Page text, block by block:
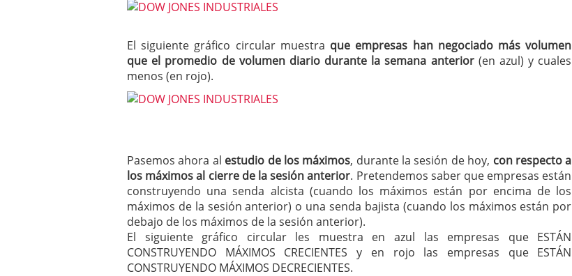
El siguiente gráfico circular muestra que empresas han negociado más volumen
que el promedio de volumen diario durante la semana anterior(en azul) y cuales
menos (en rojo).
Pasemos ahora al estudio de los máximos, durante la sesión de hoy, con respecto a
los máximos al cierre de la sesión anterior. Pretendemos saber que empresas están
construyendo una senda alcista (cuando los máximos están por encima de los
máximos de la sesión anterior) o una senda bajista (cuando los máximos están por
debajo de los máximos de la sesión anterior).
El siguiente gráfico circular les muestra en azul las empresas que ESTÁN
CONSTRUYENDO MÁXIMOS CRECIENTES y en rojo las empresas que ESTÁN
CONSTRUYENDO MÁXIMOS DECRECIENTES.